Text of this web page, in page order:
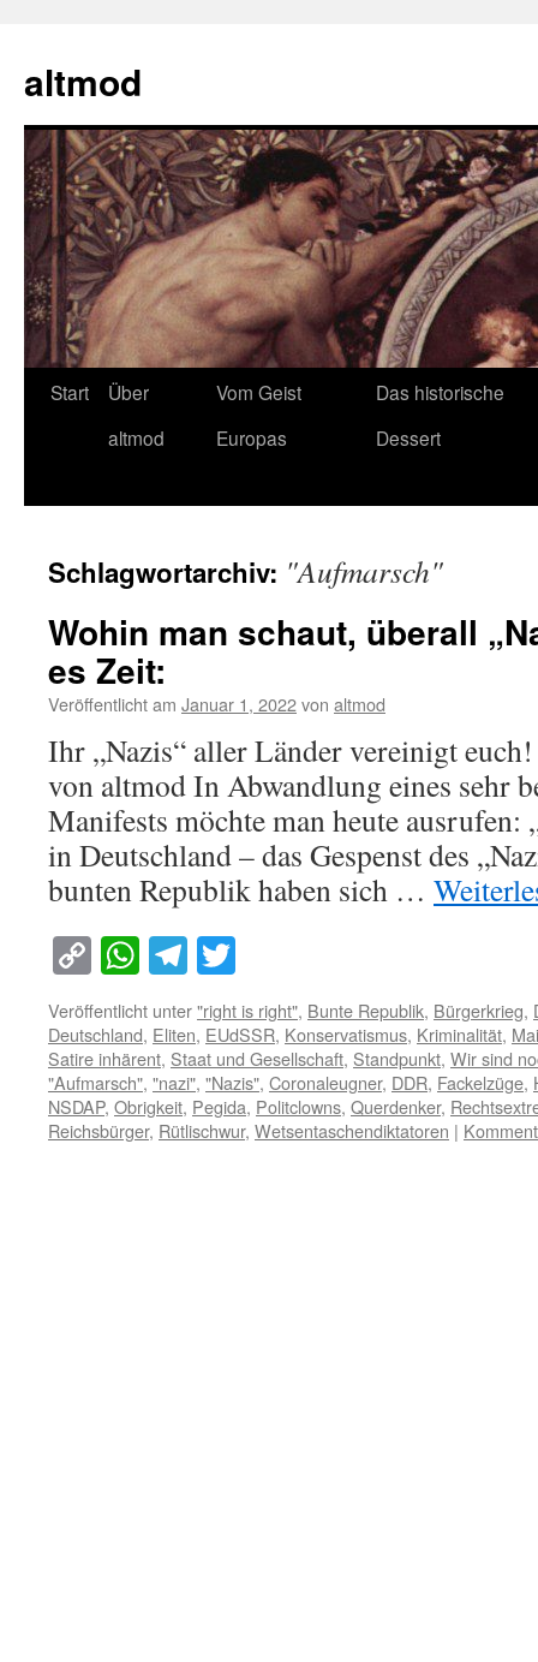
springen
altmod
Start
Über
altmod
Vom Geist
Europas
Das historische
Dessert
Schlagwortarchiv: "Aufmarsch"
Wohin man schaut, überall
es Zeit:
Veröffentlicht am Januar 1, 2022von altmod
Ihr „Nazis“ aller Länder vereinigt
von altmod In Abwandlung eines sehr
Manifests möchte man heute ausrufen:
in Deutschland – das Gespenst des
bunten Republik haben sich …
Copy
Link
WhatsApp
Telegram
Veröffentlicht unter"right is right", Bunte Republik, Bürgerkrieg,
Deutschland, Eliten, EUdSSR, Konservatismus, Kriminalität,
Satire inhärent, Staat und Gesellschaft, Standpunkt, Wir sind
"Aufmarsch", "nazi", "Nazis", Coronaleugner, DDR, Fackelzüge,
NSDAP, Obrigkeit, Pegida, Politclowns, Querdenker,
Reichsbürger, Rütlischwur, Wetsentaschendiktatoren |